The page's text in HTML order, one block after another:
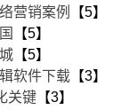
营销案例
【5】
【5】
【5】
软件下载 【3】
关键 【3】